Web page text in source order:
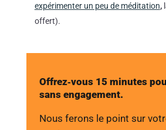
expérimenter un peu de méditation,
offert).
Offrez‑vous 15 minutes
sans engagement.
Nous ferons le point sur